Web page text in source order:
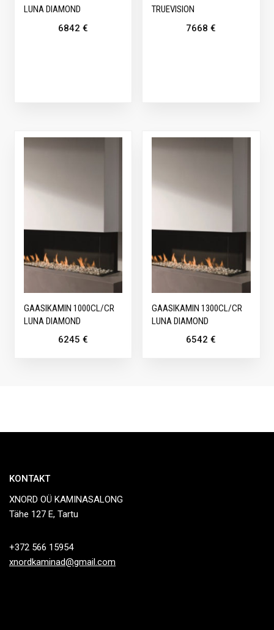
LUNA DIAMOND
6842 €
TRUEVISION
7668€
GAASIKAMIN 1000CL/CR
LUNA DIAMOND
6245 €
GAASIKAMIN 1300CL/CR
LUNA DIAMOND
6542€
KONTAKT
XNORD OÜ KAMINASALONG
Tähe 127 E, Tartu
+372 566 15954
xnordkaminad@gmail.com